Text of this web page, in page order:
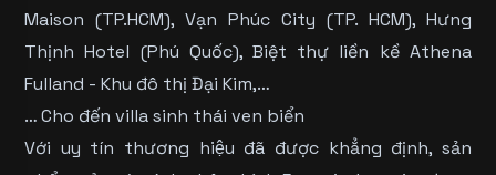
Maison (TP.HCM), Vạn Phúc City (TP. HCM), Hưng
Thịnh Hotel (Phú Quốc), Biệt thự liền kề Athena
Fulland - Khu đô thị Đại Kim,…
… Cho đến villa sinh thái ven biển
Với uy tín thương hiệu đã được khẳng định, sản